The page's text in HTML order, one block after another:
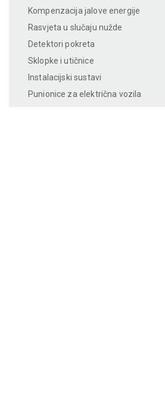
Kompenzacija jalove energije
Rasvjeta u slučaju nužde
Detektori pokreta
Sklopke i utičnice
Instalacijski sustavi
Punionice za električna vozila